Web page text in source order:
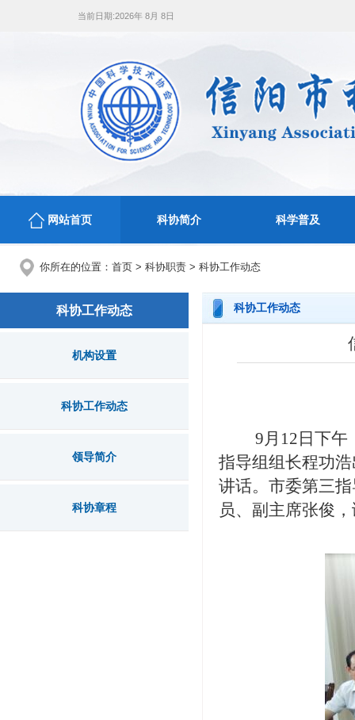
当前日期:2026年 8月 8日
网站首页 科协简介 科学普及
你所在的位置： 首页 > 科协职责 > 科协工作动态
科协工作动态
机构设置
科协工作动态
领导简介
科协章程
科协工作动态
9月12日 下午
指导组组长程功浩
讲话。 市委第三
员、副主席张俊 ，